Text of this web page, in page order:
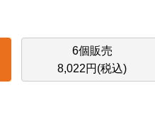
6個販売
8,022円(税込)